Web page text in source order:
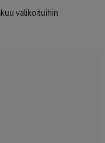
valikoituihin